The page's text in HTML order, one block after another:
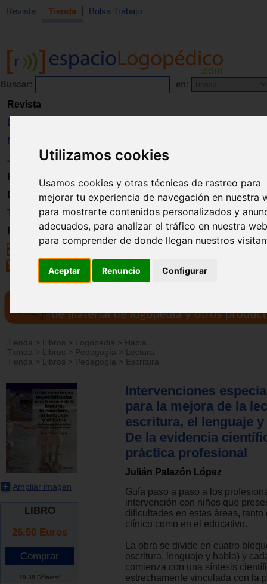
Utilizamos cookies
Usamos cookies y otras técnicas de rastreo para
mejorar tu experiencia de navegación en nuestra
para mostrarte contenidos personalizados y
adecuados, para analizar el tráfico en nuestra
para comprender de donde llegan nuestros
Aceptar Renuncio Configurar
Revista Tienda Bolsa Trabajo
Buscar: en:
Revista
Libros
Material
Juguetes
Formación
Directorio
Trabajo
Registro
Tienda > Libros > Logopedia > Habla
Tienda
> Libros > Pedagogía >
Lectura
Tienda
> Libros > Pedagogía > Escritura
Ampliar imagen
LIBRO
26.50 Euros
29.36 Dólares*
Intervenciones
para la mejora de la
escritura, el lenguaje y
De la evidencia
práctica profesional
Julián Palazón López
Guía paso a paso a los
intervención con niños que
dificultades en estas áreas, tanto
clínico como en el educativo.
La obra se divide en cuatro
escritura, lenguaje y habla) y
comienza con una síntesis
estrechamente vinculada con la